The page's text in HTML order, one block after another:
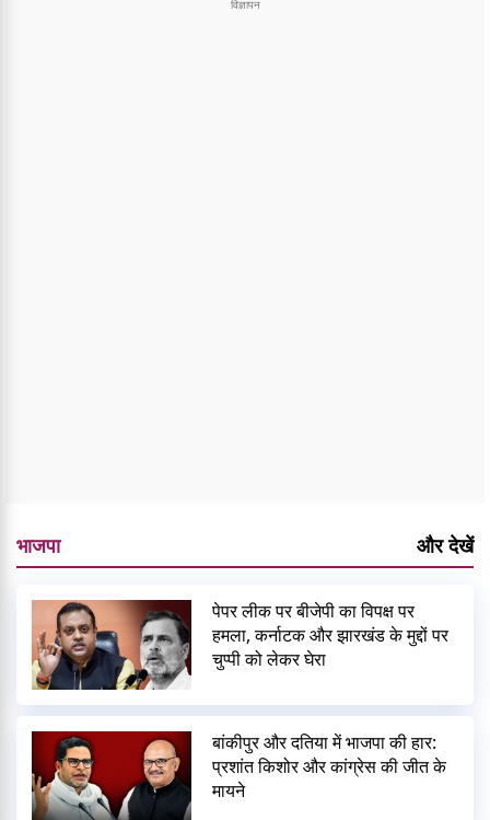
भाजपा और देखें
पेपर लीक पर बीजेपी का विपक्ष पर
हमला, कर्नाटक और झारखंड के मुद्दों पर
चुप्पी को लेकर घेरा
बांकीपुर और दतिया में भाजपा की हार:
प्रशांत किशोर और कांग्रेस की जीत के
मायने